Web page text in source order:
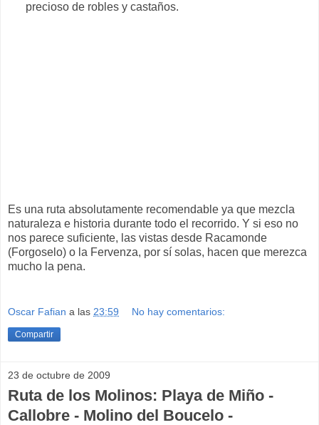
precioso de robles y castaños.
Es una ruta absolutamente recomendable ya que mezcla
naturaleza e historia durante todo el recorrido. Y si eso no
nos parece suficiente, las vistas desde Racamonde
(Forgoselo) o la Fervenza, por sí solas, hacen que merezca
mucho la pena.
Oscar Fafian a las 23:59 No hay comentarios:
Compartir
23 de octubre de 2009
Ruta de los Molinos: Playa de Miño -
Callobre - Molino del Boucelo -